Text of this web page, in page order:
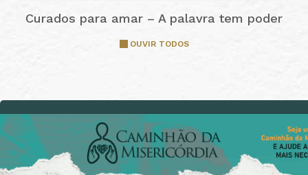
Curados para amar – A palavra tem poder
OUVIR TODOS